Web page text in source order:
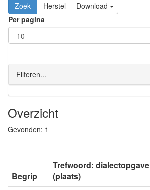
Zoek Herstel
Download
Per pagina
Filteren...
Overzicht
Gevonden: 1
Begrip
Trefwoord: dialectopgave
(plaats)